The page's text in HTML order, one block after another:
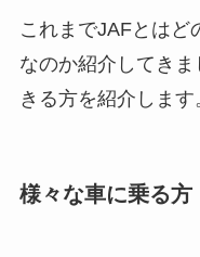
これまでJAFとはど
なのか紹介してき
きる方を紹介します
様々な車に乗る方